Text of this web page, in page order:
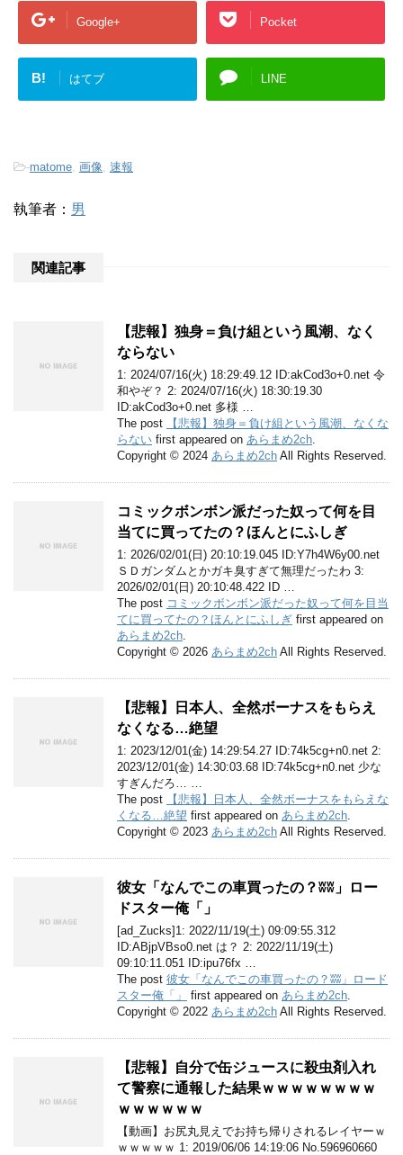
Google+ Pocket
B! はてブ LINE
-matome 画像 速報
執筆者： 男
関連記事
【悲報】独身＝負け組という風潮、なく
ならない
1: 2024/07/16(火) 18:29:49.12 ID:akCod3o+0.net 令
和やぞ？ 2: 2024/07/16(火) 18:30:19.30
ID:akCod3o+0.net 多様 …
The post
【悲報】独身＝負け組という風潮、なくな
らない first appeared on あらまめ2ch
Copyright © 2024 あらまめ2ch All Rights Reserved.
コミックボンボン派だった奴って何を目
当てに買ってたの？ほんとにふしぎ
1: 2026/02/01(日) 20:10:19.045 ID:Y7h4W6y00.net
ＳＤガンダムとかガキ臭すぎて無理だったわ 3:
2026/02/01(日) 20:10:48.422 ID …
The post コミックボンボン派だった奴って何を目当
てに買ってたの？ほんとにふしぎ first appeared on
あらまめ2ch
Copyright © 2026 あらまめ2ch All Rights Reserved.
【悲報】日本人、全然ボーナスをもらえ
なくなる…絶望
1: 2023/12/01(金) 14:29:54.27 ID:74k5cg+n0.net 2:
2023/12/01(金) 14:30:03.68 ID:74k5cg+n0.net 少な
すぎんだろ… …
The post
【悲報】日本人、全然ボーナスをもらえな
くなる…絶望 first appeared on あらまめ2ch
Copyright © 2023 あらまめ2ch All Rights Reserved.
彼女「なんでこの車買ったの？ʬʬ」ロー
ドスター俺「」
[ad_Zucks]1: 2022/11/19(土) 09:09:55.312
ID:ABjpVBso0.net は？ 2: 2022/11/19(土)
09:10:11.051 ID:ipu76fx …
The post 彼女「なんでこの車買ったの？ʬʬ」ロード
スター俺「」
first appeared on あらまめ2ch
Copyright © 2022 あらまめ2ch All Rights Reserved.
【悲報】自分で缶ジュースに殺虫剤入れ
て警察に通報した結果ｗｗｗｗｗｗｗｗ
ｗｗｗｗｗｗ
【動画】お尻丸見えでお持ち帰りされるレイヤーｗ
ｗｗｗｗｗ 1: 2019/06/06 14:19:06 No.596960660